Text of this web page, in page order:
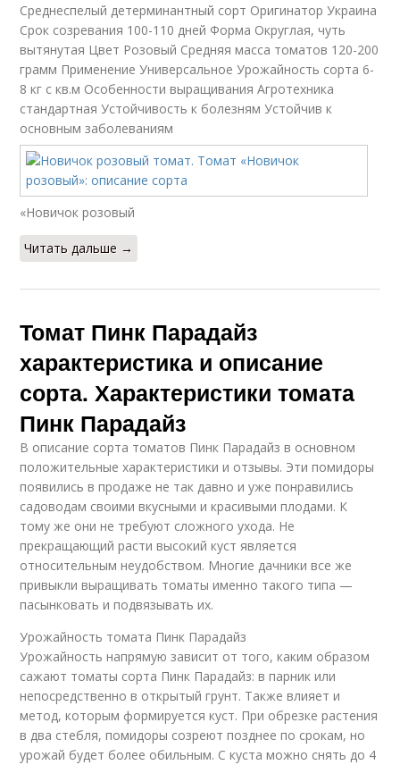
Среднеспелый детерминантный сорт Оригинатор Украина
Срок созревания 100-110 дней Форма Округлая, чуть
вытянутая Цвет Розовый Средняя масса томатов 120-200
грамм Применение Универсальное Урожайность сорта 6-
8 кг с кв.м Особенности выращивания Агротехника
стандартная Устойчивость к болезням Устойчив к
основным заболеваниям
«Новичок розовый
Читать дальше →
Томат Пинк Парадайз
характеристика и описание
сорта. Характеристики томата
Пинк Парадайз
В описание сорта томатов Пинк Парадайз в основном
положительные характеристики и отзывы. Эти помидоры
появились в продаже не так давно и уже понравились
садоводам своими вкусными и красивыми плодами. К
тому же они не требуют сложного ухода. Не
прекращающий расти высокий куст является
относительным неудобством. Многие дачники все же
привыкли выращивать томаты именно такого типа —
пасынковать и подвязывать их.
Урожайность томата Пинк Парадайз
Урожайность напрямую зависит от того, каким образом
сажают томаты сорта Пинк Парадайз: в парник или
непосредственно в открытый грунт. Также влияет и
метод, которым формируется куст. При обрезке растения
в два стебля, помидоры созреют позднее по срокам, но
урожай будет более обильным. С куста можно снять до 4